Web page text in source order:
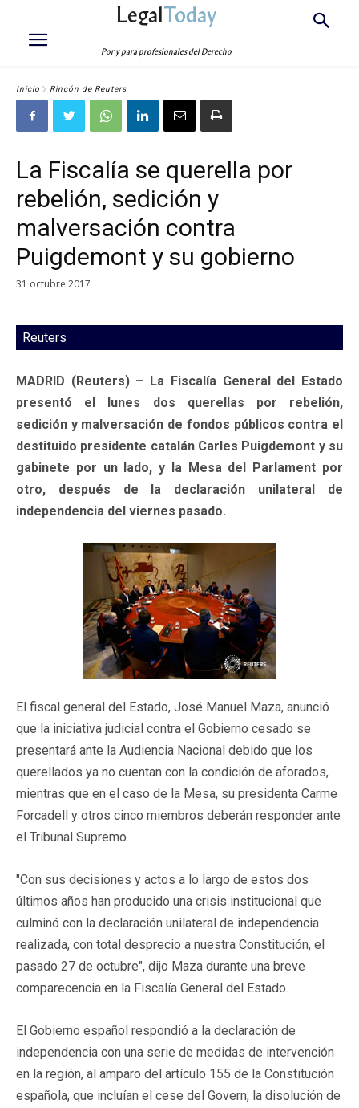
LegalToday
Por y para profesionales del Derecho
Inicio Rincón de Reuters
La Fiscalía se querella por
rebelión, sedición y
malversación contra
Puigdemont y su gobierno
31 octubre 2017
Reuters
MADRID (Reuters) – La Fiscalía General del Estado
presentó el lunes dos querellas por rebelión,
sedición y malversación de fondos públicos contra el
destituido presidente catalán Carles Puigdemont y su
gabinete por un lado, y la Mesa del Parlament por
otro, después de la declaración unilateral de
independencia del viernes pasado.
El fiscal general del Estado, José Manuel Maza, anunció
que la iniciativa judicial contra el Gobierno cesado se
presentará ante la Audiencia Nacional debido que los
querellados ya no cuentan con la condición de aforados,
mientras que en el caso de la Mesa, su presidenta Carme
Forcadell y otros cinco miembros deberán responder ante
el Tribunal Supremo.
"Con sus decisiones y actos a lo largo de estos dos
últimos años han producido una crisis institucional que
culminó con la declaración unilateral de independencia
realizada, con total desprecio a nuestra Constitución, el
pasado 27 de octubre", dijo Maza durante una breve
comparecencia en la Fiscalía General del Estado.
El Gobierno español respondió a la declaración de
independencia con una serie de medidas de intervención
en la región, al amparo del artículo 155 de la Constitución
española, que incluían el cese del Govern, la disolución de